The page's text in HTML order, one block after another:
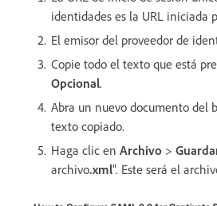
identidades es la URL iniciada
El emisor del proveedor de
Copie todo el texto que está
Opcional.
Abra un nuevo documento del
texto copiado.
Haga clic en Archivo >
archivo.xml". Este será el